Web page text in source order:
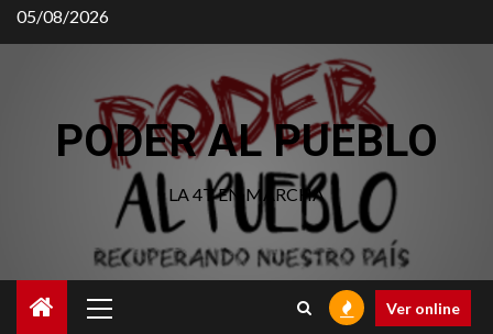
Saltar
al
05/08/2026
PODER AL PUEBLO
LA 4T EN MARCHA
principal
Ver online